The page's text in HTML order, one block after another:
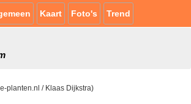
Kaart Foto's Trend
planten.nl / Klaas Dijkstra)